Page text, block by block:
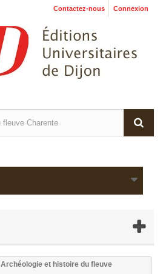
Connexion
Contactez-nous
Archéologie et histoire du fleuve